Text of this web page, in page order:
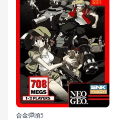
合金彈頭5